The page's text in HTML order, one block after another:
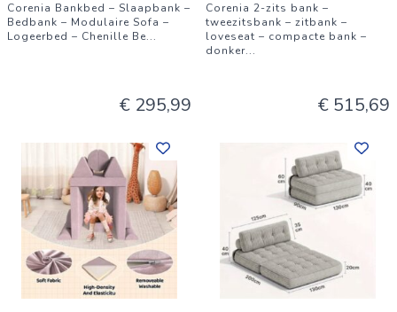
Corenia Bankbed – Slaapbank –
Bedbank – Modulaire Sofa –
Logeerbed – Chenille Be...
€ 295,99
Corenia 2-zits bank –
tweezitsbank – zitbank –
loveseat – compacte bank –
donker...
€ 515,69